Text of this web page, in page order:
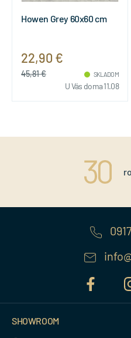
Howen Grey 60x60 cm
22,90 €
45,81 € SKLADOM
U Vás doma 11.08
SHOWROOM